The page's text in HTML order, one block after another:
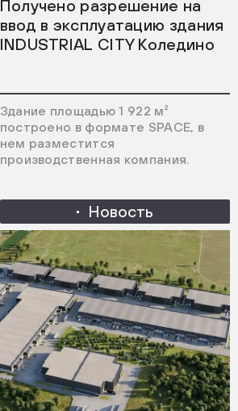
Получено разрешение на
ввод в эксплуатацию здания
INDUSTRIAL CITY Коледино
Здание площадью 1 922 м²
построено в формате SPACE, в
нем разместится
производственная компания.
Новость